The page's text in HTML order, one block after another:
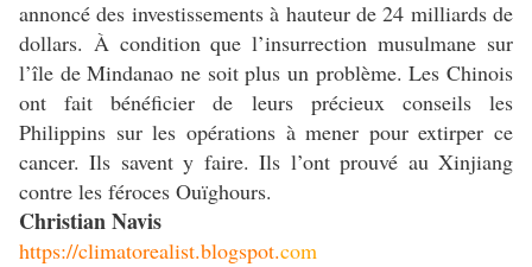
annoncé des investissements à hauteur de 24 milliards de
dollars. À condition que l’insurrection musulmane sur
l’île de Mindanao ne soit plus un problème. Les Chinois
ont fait bénéficier de leurs précieux conseils les
Philippins sur les opérations à mener pour extirper ce
cancer. Ils savent y faire. Ils l’ont prouvé au Xinjiang
contre les féroces Ouïghours.
Christian Navis
https://climatorealist.blogspot.com